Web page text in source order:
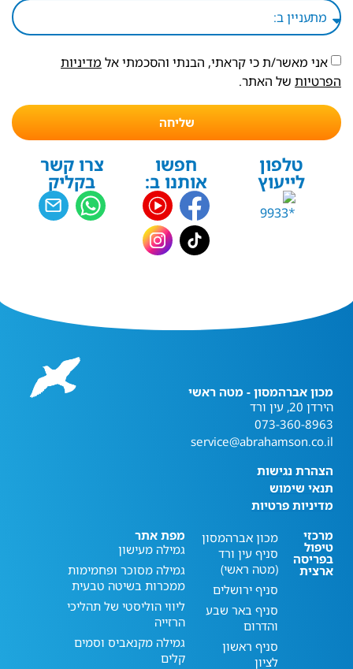
אני מאשר/ת כי קראתי, הבנתי והסכמתי אל מדיניות
הפרטיות של האתר.
שליחה
טלפון
לייעוץ
חפשו
אותנו ב:
צרו קשר
בקליק
מכון אברהמסון - מטה ראשי
הירדן 20, עין ורד
073-360-8963
service@abrahamson.co.il
הצהרת נגישות
תנאי שימוש
מדיניות פרטיות
מרכזי
טיפול
בפריסה
ארצית
מכון אברהמסון
סניף עין ורד
(מטה ראשי)
סניף ירושלים
סניף באר שבע
והדרום
סניף ראשון
לציון
מפת אתר
גמילה מעישון
גמילה מסוכר ופחמימות
ממכרות בשיטה טבעית
ליווי הוליסטי של תהליכי
הרזייה
גמילה מקנאביס וסמים
קלים